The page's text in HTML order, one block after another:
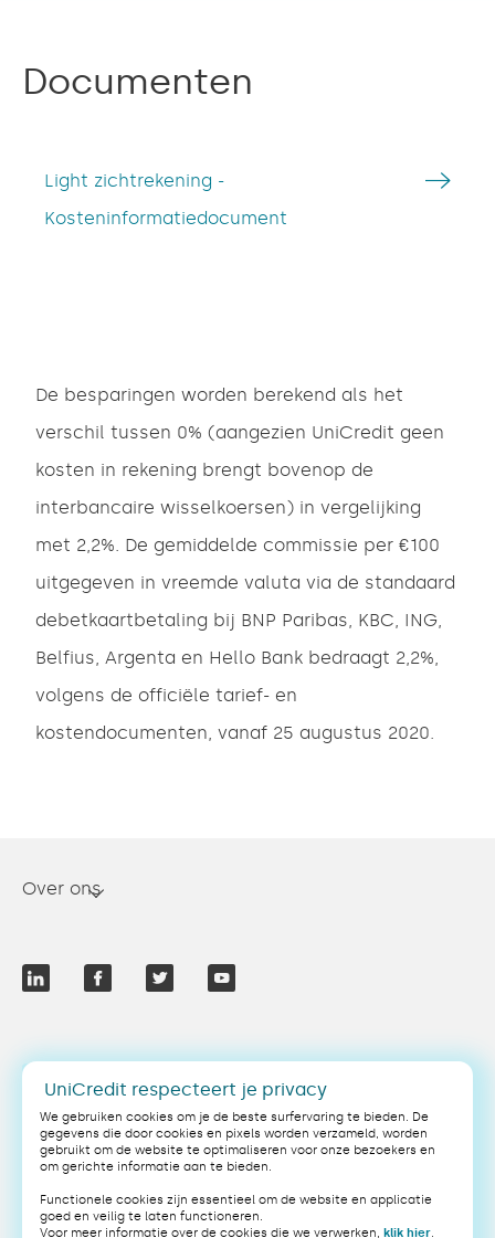
Documenten
Light zichtrekening -
Kosteninformatiedocument
De besparingen worden berekend als het
verschil tussen 0% (aangezien UniCredit geen
kosten in rekening brengt bovenop de
interbancaire wisselkoersen) in vergelijking
met 2,2%. De gemiddelde commissie per €100
uitgegeven in vreemde valuta via de standaard
debetkaartbetaling bij BNP Paribas, KBC, ING,
Belfius, Argenta en Hello Bank bedraagt 2,2%,
volgens de officiële tarief- en
kostendocumenten, vanaf 25 augustus 2020.
Over ons
NL
Legal
Privacybeleid
Cookiebeleid
Algemene voorwaarden
UniCredit respecteert je privacy
We gebruiken cookies om je de beste surfervaring te bieden. De
gegevens die door cookies en pixels worden verzameld, worden
gebruikt om de website te optimaliseren voor onze bezoekers en
om gerichte informatie aan te bieden.
Functionele cookies zijn essentieel om de website en applicatie
goed en veilig te laten functioneren.
Voor meer informatie over de cookies die we verwerken, klik hier.